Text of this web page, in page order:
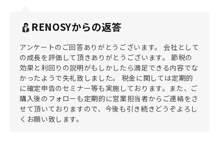
RENOSYからの返答
アンケートのご回答ありがとうございます。 会社として
の成長を評価して頂きありがとうございます。 節税の
効果と利回りの説明がもしかしたら満足できる内容でな
かったようで失礼致しました。 税金に関しては定期的
に確定申告のセミナー等も実施しております。また、ご
購入後のフォローも定期的に営業担当者からご連絡をさ
せて頂いておりますので、今後も引き続きどうぞよろし
くお願い致します。